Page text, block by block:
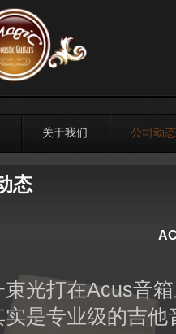
关于我们 公司动态
态
束光打在Acus音
是专业级的吉他